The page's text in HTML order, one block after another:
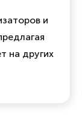
и
на других